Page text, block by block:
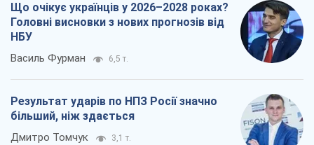
Що очікує українців у 2026–2028 роках?
Головні висновки з нових прогнозів від
НБУ
Василь Фурман 6,5 т.
Результат ударів по НПЗ Росії значно
більший, ніж здається
Дмитро Томчук 3,1 т.